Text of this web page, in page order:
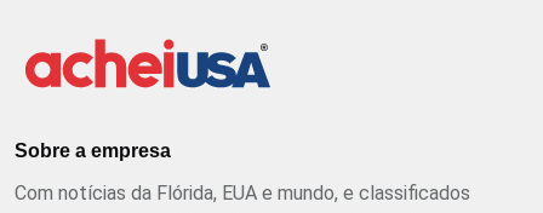
Sobre a empresa
Com notícias da Flórida, EUA e mundo, e classificados